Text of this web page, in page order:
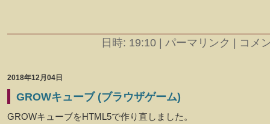
日時: 19:10 | パーマリンク | コメ
2018年12月04日
GROWキューブ (ブラウザゲーム)
GROWキューブをHTML5で作り直しました。